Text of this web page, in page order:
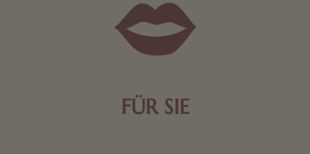
FÜR SIE